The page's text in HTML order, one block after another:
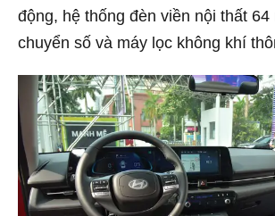
động, hệ thống đèn viền nội thất 64
chuyển số và máy lọc không khí